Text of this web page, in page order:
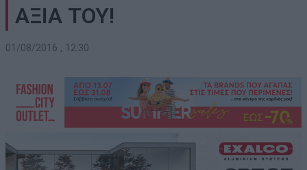
ΑΞΙΑ ΤΟΥ!
01/08/2016 , 12:30